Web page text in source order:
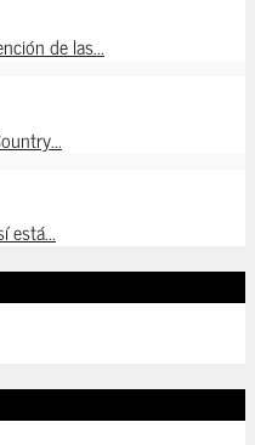
de las...
está...